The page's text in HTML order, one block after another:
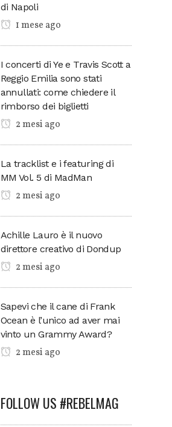
di Napoli
1 mese ago
I concerti di Ye e Travis Scott a
Reggio Emilia sono stati
annullati: come chiedere il
rimborso dei biglietti
2 mesi ago
La tracklist e i featuring di
MM Vol. 5 di MadMan
2 mesi ago
Achille Lauro è il nuovo
direttore creativo di Dondup
2 mesi ago
Sapevi che il cane di Frank
Ocean è l’unico ad aver mai
vinto un Grammy Award?
2 mesi ago
FOLLOW US #REBELMAG